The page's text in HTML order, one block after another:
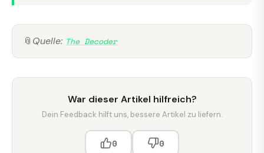
📎 Quelle: The Decoder
War dieser Artikel hilfreich?
Dein Feedback hilft uns, bessere Artikel zu liefern.
0 0